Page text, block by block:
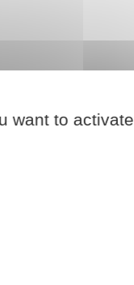
want to activate